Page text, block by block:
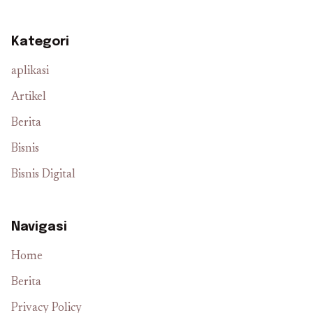
Kategori
aplikasi
Artikel
Berita
Bisnis
Bisnis Digital
Navigasi
Home
Berita
Privacy Policy